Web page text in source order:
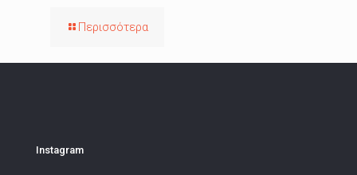
Περισσότερα
Instagram